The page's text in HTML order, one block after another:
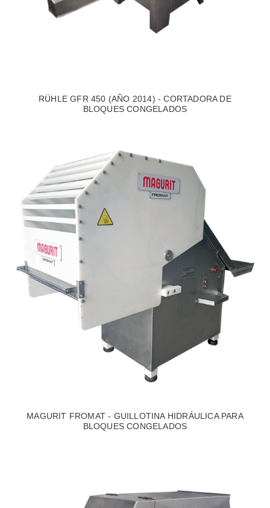
RÜHLE GFR 450 (AÑO 2014) - CORTADORA DE
BLOQUES CONGELADOS
MAGURIT FROMAT - GUILLOTINA HIDRÁULICA PARA
BLOQUES CONGELADOS